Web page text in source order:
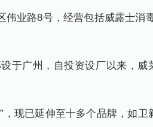
业路8号，经营包括威露士消
于广州，自投资设厂以来，威
现已延伸至十多个品牌，如